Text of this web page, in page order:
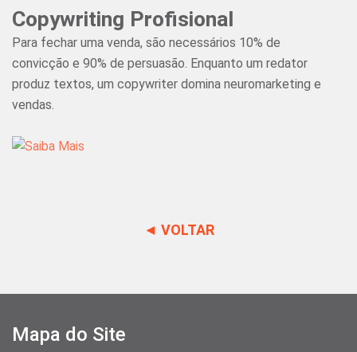
Copywriting Profisional
Para fechar uma venda, são necessários 10% de
convicção e 90% de persuasão. Enquanto um redator
produz textos, um copywriter domina neuromarketing e
vendas.
◄ VOLTAR
Mapa do Site